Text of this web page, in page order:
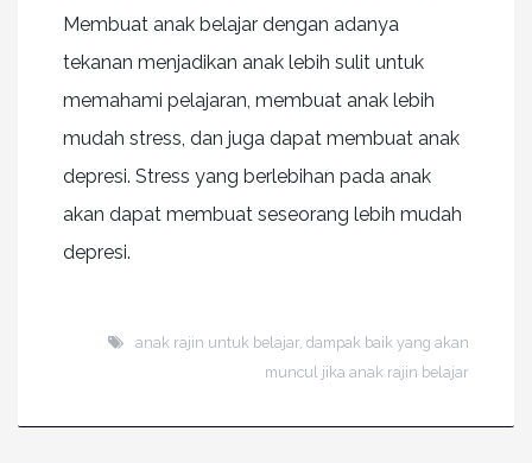
Membuat anak belajar dengan adanya
tekanan menjadikan anak lebih sulit untuk
memahami pelajaran, membuat anak lebih
mudah stress, dan juga dapat membuat anak
depresi. Stress yang berlebihan pada anak
akan dapat membuat seseorang lebih mudah
depresi.
anak rajin untuk belajar,dampak baik yang akan
muncul jika anak rajin belajar